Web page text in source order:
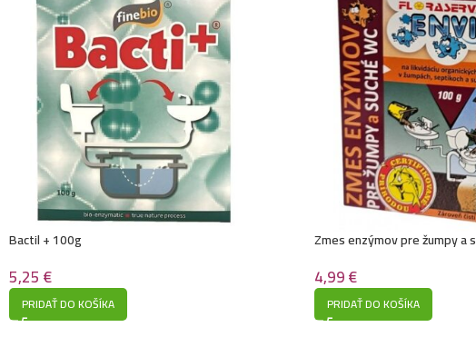
Bactil + 100g
5,25€
PRIDAŤ DO KOŠÍKA
Zmes enzýmov pre žumpy a
4,99€
PRIDAŤ DO KOŠÍKA